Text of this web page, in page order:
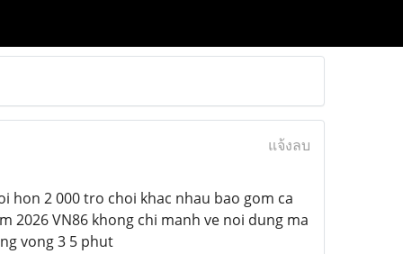
แจ้งลบ
hon 2 000 tro choi khac nhau bao gom ca
2026 VN86 khong chi manh ve noi dung ma
vong 3 5 phut